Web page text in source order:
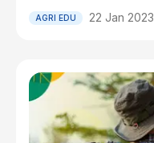
AGRI EDU 22 Jan 2023